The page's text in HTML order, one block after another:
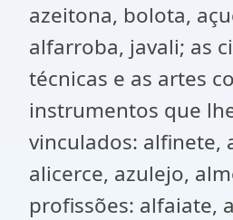
azeitona, bolota,
alfarroba, javali; as
técnicas e as artes
instrumentos que
vinculados: alfinete,
alicerce, azulejo,
profissões: alfaiate,